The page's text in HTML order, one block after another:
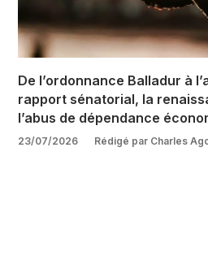
De l’ordonnance Balladur à
rapport sénatorial, la
l’abus de dépendance
23/07/2026 Rédigé par Charles